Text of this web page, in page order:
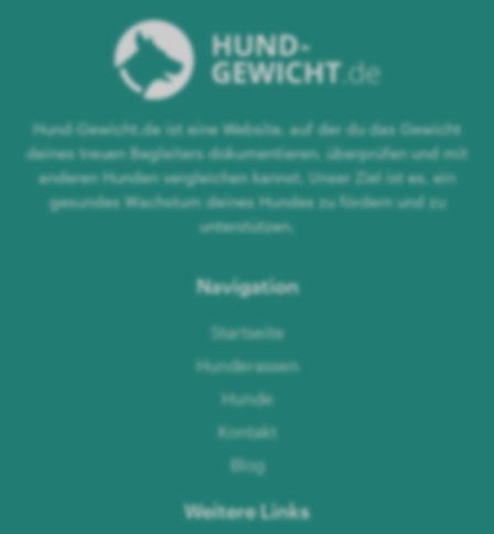
Hund-Gewicht.de ist eine Website, auf der du das Gewicht
deines treuen Begleiters dokumentieren, überprüfen und mit
anderen Hunden vergleichen kannst. Unser Ziel ist es, ein
gesundes Wachstum deines Hundes zu fördern und zu
unterstützen.
Navigation
Startseite
Hunderassen
Hunde
Kontakt
Blog
Weitere Links